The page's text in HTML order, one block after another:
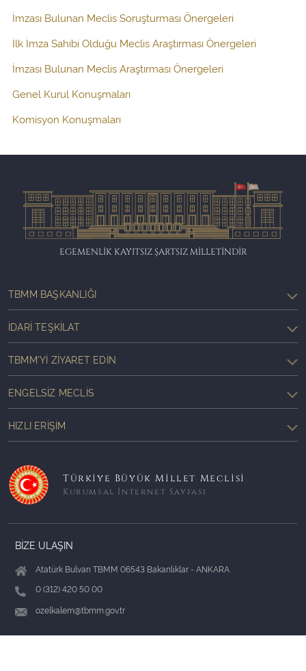
İmzası Bulunan Meclis Soruşturması Önergeleri
İlk İmza Sahibi Olduğu Meclis Araştırması Önergeleri
İmzası Bulunan Meclis Araştırması Önergeleri
Genel Kurul Konuşmaları
Komisyon Konuşmaları
EGEMENLİK KAYITSIZ ŞARTSIZ MİLLETİNDİR
TBMM BAŞKANLIĞI
İDARI TEŞKILAT
TBMM'YI ZIYARET EDIN
ENGELSIZ MECLIS
HIZLI ERIŞIM
Türkiye Büyük Millet Meclisi
Kurumsal İnternet Sayfası
BİZE ULAŞIN
Atatürk Bulvarı TBMM 06543 Bakanlıklar - ANKARA
0 (312) 420 50 00
ozelkalem@tbmm.gov.tr